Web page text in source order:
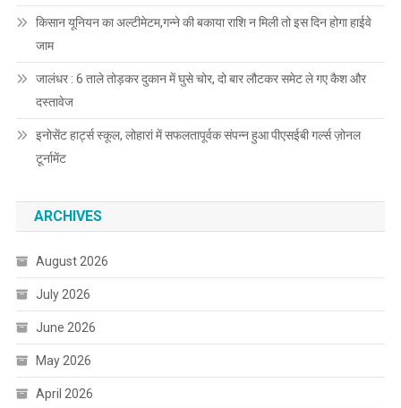
किसान यूनियन का अल्टीमेटम,गन्ने की बकाया राशि न मिली तो इस दिन होगा हाईवे
जाम
जालंधर : 6 ताले तोड़कर दुकान में घुसे चोर, दो बार लौटकर समेट ले गए कैश और
दस्तावेज
इनोसेंट हार्ट्स स्कूल, लोहारां में सफलतापूर्वक संपन्न हुआ पीएसईबी गर्ल्स ज़ोनल
टूर्नामेंट
ARCHIVES
August 2026
July 2026
June 2026
May 2026
April 2026